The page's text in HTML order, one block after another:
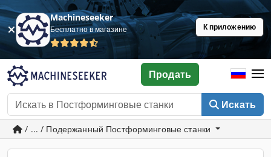
Machineseeker
Бесплатно в магазине К приложению
Искать
Продать
/ ... / Подержанный Постформинговые станки